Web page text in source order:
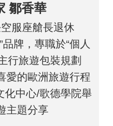
鄒香華
服座艙長退休
牌，專職於“個人
行旅遊包裝規劃
愛的歐洲旅遊行程
化中心/歌德學院舉
主題分享